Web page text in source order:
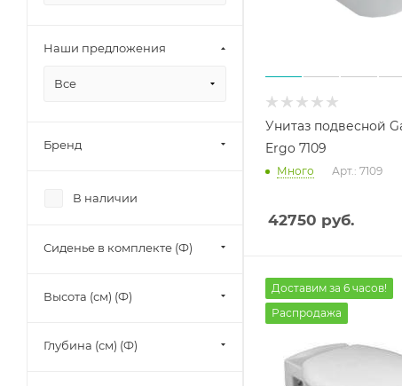
Унитаз подвесной
Ergo 7109
Много Арт.: 7109
42750 руб.
Доставим за 6 часов!
Распродажа
Наши предложения
Все
Бренд
В наличии
Сиденье в комплекте (Ф)
Высота (см) (Ф)
Глубина (см) (Ф)